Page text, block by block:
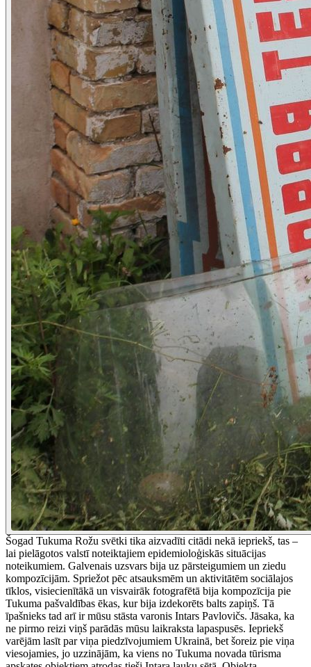
Šogad Tukuma Rožu svētki tika aizvadīti citādi nekā iepriekš, tas –
lai pielāgotos valstī noteiktajiem epidemioloģiskās situācijas
noteikumiem. Galvenais uzsvars bija uz pārsteigumiem un ziedu
kompozīcijām. Spriežot pēc atsauksmēm un aktivitātēm sociālajos
tīklos, visiecienītākā un visvairāk fotografētā bija kompozīcija pie
Tukuma pašvaldības ēkas, kur bija izdekorēts balts zapiņš. Tā
īpašnieks tad arī ir mūsu stāsta varonis Intars Pavlovičs. Jāsaka, ka
ne pirmo reizi viņš parādās mūsu laikraksta lapaspusēs. Iepriekš
varējām lasīt par viņa piedzīvojumiem Ukrainā, bet šoreiz pie viņa
viesojamies, jo uzzinājām, ka viens no Tukuma novada tūrisma